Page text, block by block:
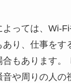
よっては、Wi-
あり、仕事をす
合もあります。
や周りの人の